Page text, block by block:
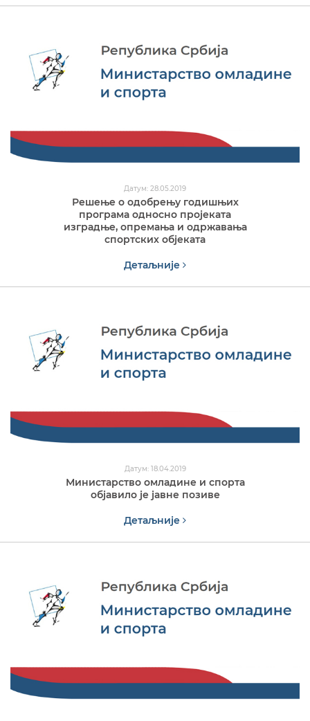
Датум: 28.05.2019
Решење о одобрењу годишњих
програма односно пројеката
изградње, опремања и одржавања
спортских објеката
Детаљније
Датум: 18.04.2019
Министарство омладине и спорта
објавило је јавне позиве
Детаљније